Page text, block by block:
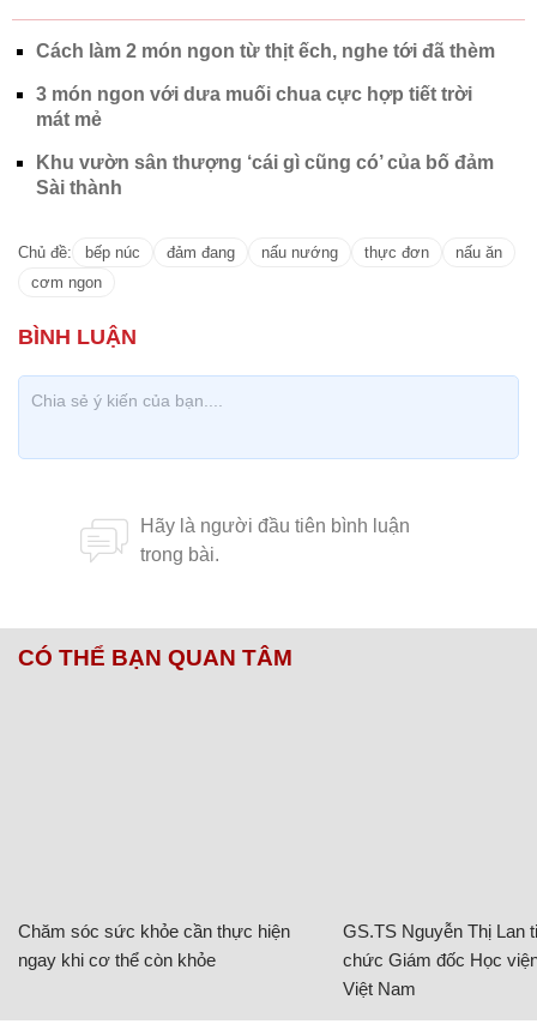
Cách làm 2 món ngon từ thịt ếch, nghe tới đã thèm
3 món ngon với dưa muối chua cực hợp tiết trời
mát mẻ
Khu vườn sân thượng ‘cái gì cũng có’ của bố đảm
Sài thành
Chủ đề: bếp núc đảm đang nấu nướng thực đơn
nấu ăn
cơm ngon
CÓ THỂ BẠN QUAN TÂM
Chăm sóc sức khỏe cần thực hiện
ngay khi cơ thể còn khỏe
GS.TS Nguyễn Thị Lan
chức Giám đốc Học
Việt Nam